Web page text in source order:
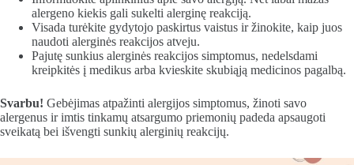
alergeno kiekis gali sukelti alerginę reakciją.
Visada turėkite gydytojo paskirtus vaistus ir žinokite, kaip juos
naudoti alerginės reakcijos atveju.
Pajutę sunkius alerginės reakcijos simptomus, nedelsdami
kreipkitės į medikus arba kvieskite skubiąją medicinos pagalbą.
Svarbu! Gebėjimas atpažinti alergijos simptomus, žinoti savo
alergenus ir imtis tinkamų atsargumo priemonių padeda apsaugoti
sveikatą bei išvengti sunkių alerginių reakcijų.